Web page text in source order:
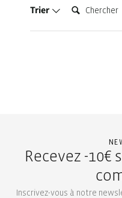
Trier Chercher:
Recevez -
Inscrivez-vous à notre